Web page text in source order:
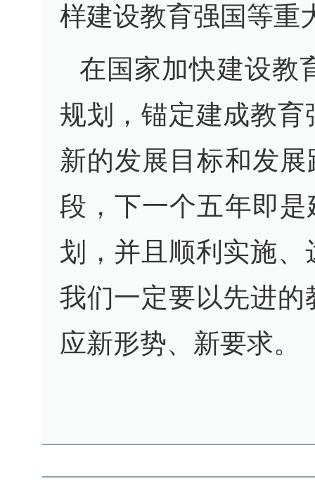
样建设教育强国等重
在国家加快建设教
规划，锚定建成教
新的发展目标和发
段，下一个五年即
划，并且顺利实施
我们一定要以先进
应新形势、新要求。